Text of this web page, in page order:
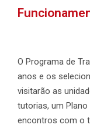
O Programa de
anos e os
visitarão as
tutorias, um Plano
encontros com o